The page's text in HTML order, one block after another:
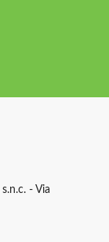
- Via